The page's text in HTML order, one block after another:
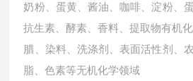
奶粉、蛋黄、酱油、咖啡、淀粉、
抗生素、酵素、香料、提取物有机
腊、染料、洗涤剂、表面活性剂、
脂、色素等无机化学领域